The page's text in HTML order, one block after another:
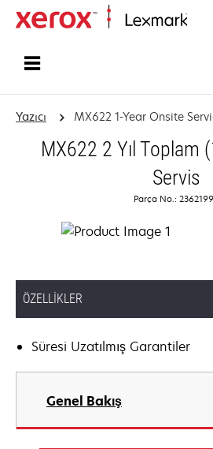
Yazıcı MX622 1-Year Onsite
MX622 2 Yıl Toplam
Servis
Parça No.:
ÖZELLIKLER
Süresi Uzatılmış Garantiler
Genel Bakış